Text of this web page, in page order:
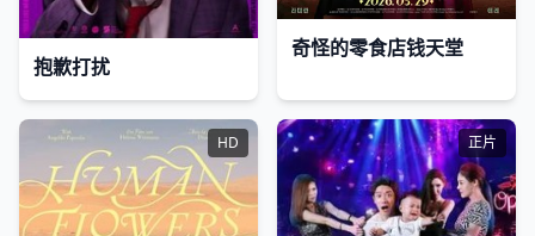
抱歉打扰
奇怪的零食店钱天堂
HD 正片